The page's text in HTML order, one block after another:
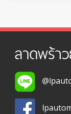
ลาดพร้า